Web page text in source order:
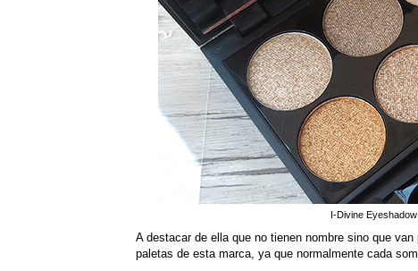
I-Divine
A destacar de ella que no tienen nombre sino que
paletas de esta marca, ya que normalmente cada